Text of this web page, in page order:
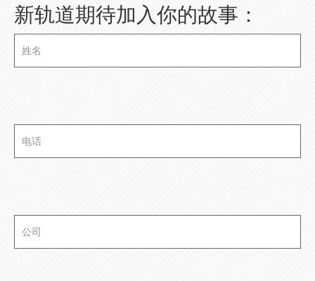
新轨道期待加入你的故事：